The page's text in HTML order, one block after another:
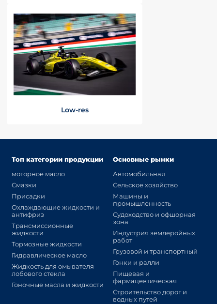
Low-res
Топ категории продукции
моторное масло
Смазки
Присадки
Охлаждающие жидкости и
антифриз
Трансмиссионные
жидкости
Тормозные жидкости
Гидравлическое масло
Жидкость для омывателя
лобового стекла
Гоночные масла и жидкости
Основные рынки
Автомобильная
Сельское хозяйство
Машины и
промышленность
Судоходство и офшорная
зона
Индустрия землеройных
работ
Грузовой и транспортный
Гонки и ралли
Пищевая и
фармацевтическая
Строительство дорог и
водных путей